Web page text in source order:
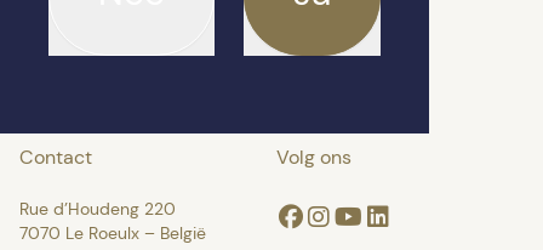
Contact
Rue d’Houdeng 220
7070 Le Roeulx – België
Volg ons
Facebook
Instagram
YoutubeLinkedin